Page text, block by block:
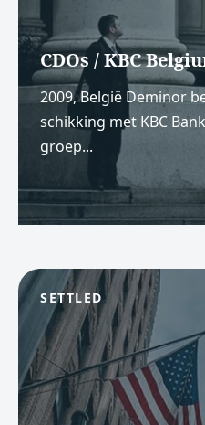
CDOs / KBC
2009, België Deminor
schikking met KBC
groep...
SETTLED